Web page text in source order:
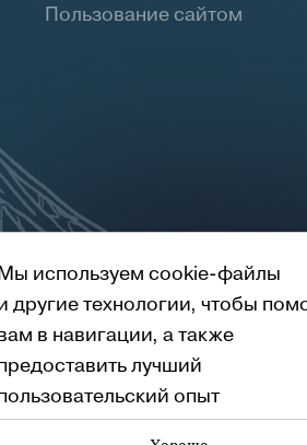
Пользование сайтом
используем cookie-файлы
другие технологии, чтобы
в навигации, а также
лучший
опыт